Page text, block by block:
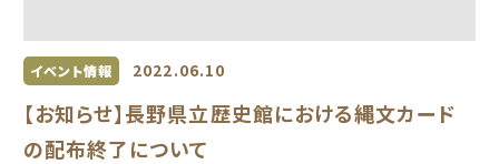
イベント情報 2022.06.10
【お知らせ】長野県立歴史館における縄文カード
の配布終了について